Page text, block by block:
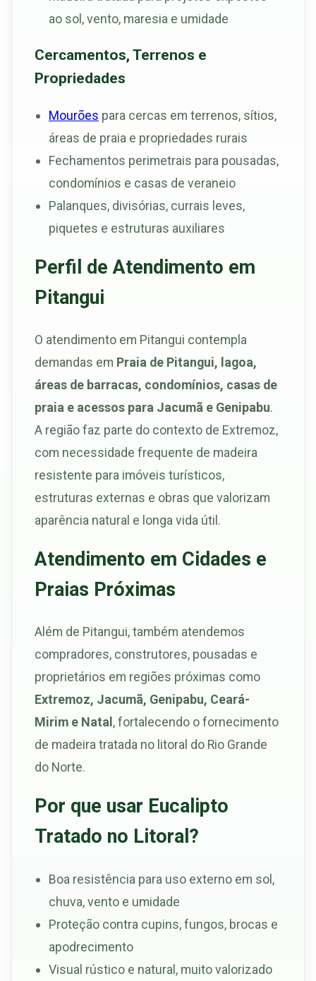
ao sol, vento, maresia e umidade
Cercamentos, Terrenos e
Propriedades
Mourões para cercas em terrenos, sítios,
áreas de praia e propriedades rurais
Fechamentos perimetrais para pousadas,
condomínios e casas de veraneio
Palanques, divisórias, currais leves,
piquetes e estruturas auxiliares
Perfil de Atendimento em
Pitangui
O atendimento em Pitangui contempla
demandas em Praia de Pitangui, lagoa,
áreas de barracas, condomínios, casas de
praia e acessos para Jacumã e Genipabu.
A região faz parte do contexto de Extremoz,
com necessidade frequente de madeira
resistente para imóveis turísticos,
estruturas externas e obras que valorizam
aparência natural e longa vida útil.
Atendimento em Cidades e
Praias Próximas
Além de Pitangui, também atendemos
compradores, construtores, pousadas e
proprietários em regiões próximas como
Extremoz, Jacumã, Genipabu, Ceará-
Mirim e Natal , fortalecendo o fornecimento
de madeira tratada no litoral do Rio Grande
do Norte.
Por que usar Eucalipto
Tratado no Litoral?
Boa resistência para uso externo em sol,
chuva, vento e umidade
Proteção contra cupins, fungos, brocas e
apodrecimento
Visual rústico e natural, muito valorizado